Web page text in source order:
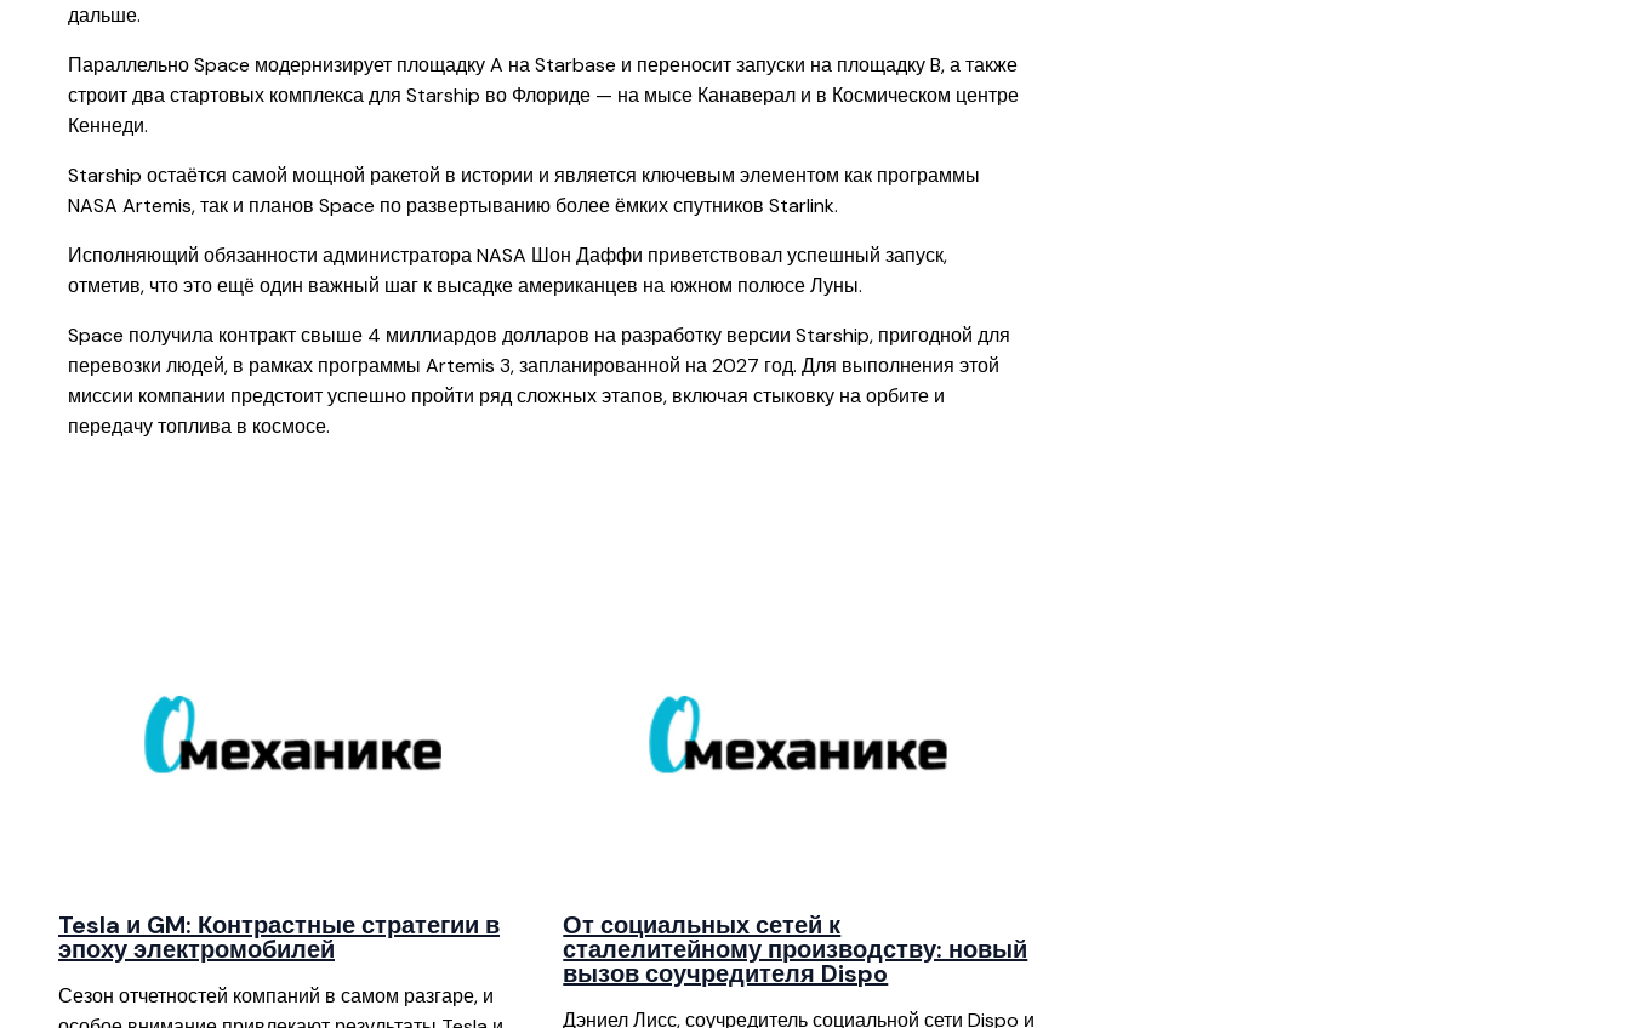
дальше.
Параллельно Space модернизирует площадку A на Starbase и переносит запуски на площадку B, а также
строит два стартовых комплекса для Starship во Флориде — на мысе Канаверал и в Космическом центре
Кеннеди.
Starship остаётся самой мощной ракетой в истории и является ключевым элементом как программы
NASA Artemis, так и планов Space по развертыванию более ёмких спутников Starlink.
Исполняющий обязанности администратора NASA Шон Даффи приветствовал успешный запуск,
отметив, что это ещё один важный шаг к высадке американцев на южном полюсе Луны.
Space получила контракт свыше 4 миллиардов долларов на разработку версии Starship, пригодной для
перевозки людей, в рамках программы Artemis 3, запланированной на 2027 год. Для выполнения этой
миссии компании предстоит успешно пройти ряд сложных этапов, включая стыковку на орбите и
передачу топлива в космосе.
Tesla и GM: Контрастные стратегии в
эпоху электромобилей
Сезон отчетностей компаний в самом разгаре, и
От социальных сетей к
сталелитейному производству: новый
вызов соучредителя Dispo
Дэниел Лисс, соучредитель социальной сети Dispo и